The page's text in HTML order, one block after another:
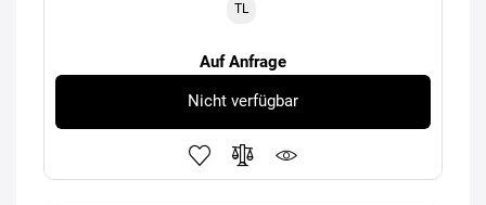
TL
Auf Anfrage
Nicht verfügbar